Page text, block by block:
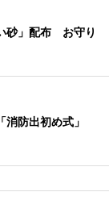
砂」配布 お守り
消防出初め式」